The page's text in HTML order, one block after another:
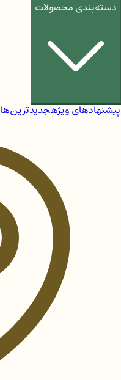
دسته‌بندی محصولات
پیشنهادهای ویژهجدیدترین‌ها